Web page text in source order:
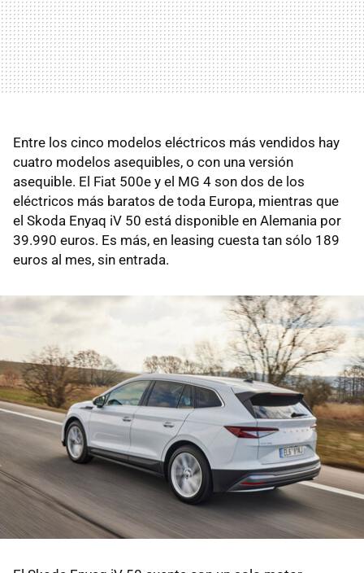
Entre los cinco modelos eléctricos más vendidos hay
cuatro modelos asequibles, o con una versión
asequible. El Fiat 500e y el MG 4 son dos de los
eléctricos más baratos de toda Europa, mientras que
el Skoda Enyaq iV 50 está disponible en Alemania por
39.990 euros. Es más, en leasing cuesta tan sólo 189
euros al mes, sin entrada.